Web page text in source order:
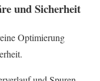
und Sicherheit
Optimierung